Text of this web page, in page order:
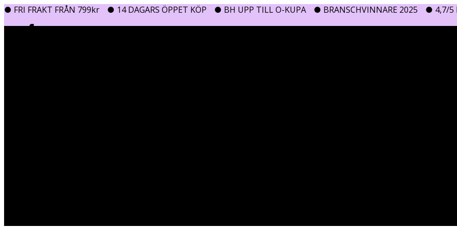
● FRI FRAKT FRÅN 799kr ● 14 DAGARS ÖPPET KÖP ● BH UPP TILL O-KUPA ● BRANSCHVINNARE 2025 ● 4,7/5